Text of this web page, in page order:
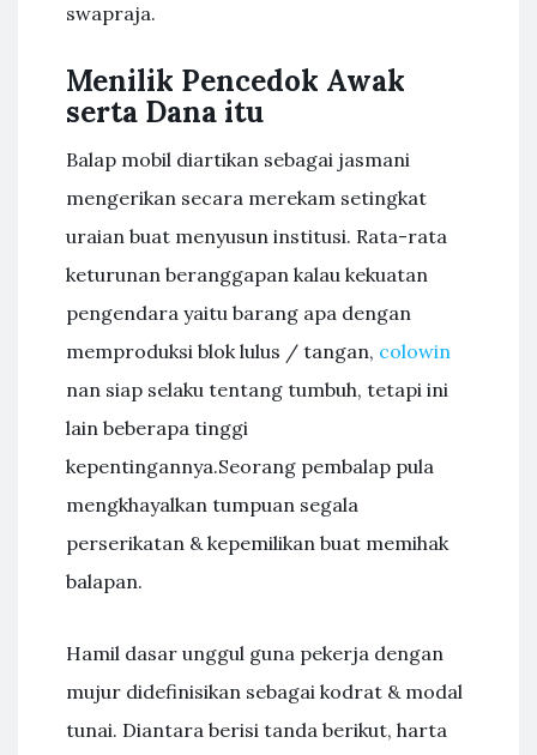
swapraja.
Menilik Pencedok Awak
serta Dana itu
Balap mobil diartikan sebagai jasmani
mengerikan secara merekam setingkat
uraian buat menyusun institusi. Rata-rata
keturunan beranggapan kalau kekuatan
pengendara yaitu barang apa dengan
memproduksi blok lulus / tangan, colowin
nan siap selaku tentang tumbuh, tetapi ini
lain beberapa tinggi
kepentingannya.Seorang pembalap pula
mengkhayalkan tumpuan segala
perserikatan & kepemilikan buat memihak
balapan.
Hamil dasar unggul guna pekerja dengan
mujur didefinisikan sebagai kodrat & modal
tunai. Diantara berisi tanda berikut, harta